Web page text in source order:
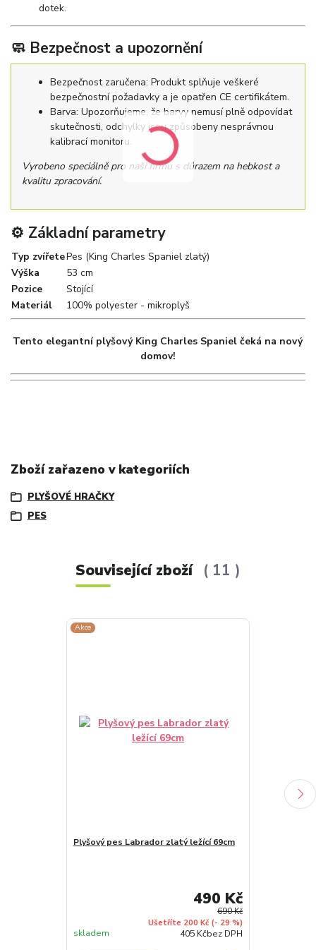
dotek.
🧼 Bezpečnost a upozornění
Bezpečnost zaručena: Produkt splňuje veškeré
bezpečnostní požadavky a je opatřen CE certifikátem.
Barva: Upozorňujeme, že barvy nemusí plně odpovídat
skutečnosti, odchylky jsou způsobeny nesprávnou
kalibrací monitoru.
Vyrobeno speciálně pro naši firmu s důrazem na hebkost a
kvalitu zpracování.
⚙️ Základní parametry
Typ zvířetePes (King Charles Spaniel zlatý)
Výška
53 cm
Pozice
Stojící
Materiál
100% polyester - mikroplyš
Tento elegantní plyšový King Charles Spaniel čeká na nový
domov!
Zboží zařazeno v kategoriích
PLYŠOVÉ HRAČKY
PES
Související zboží 11
Akce
Plyšový pes Labrador zlatý ležící 69cm
690 Kč
Ušetříte 200 Kč (- 29 %)
490 Kč
405 Kčbez DPH
skladem